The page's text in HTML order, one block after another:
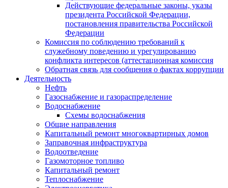
Действующие федеральные законы, указы
президента Российской Федерации,
постановления правительства Российской
Федерации
Комиссия по соблюдению требований к
служебному поведению и урегулированию
конфликта интересов (аттестационная комиссия
Обратная связь для сообщения о фактах коррупции
Деятельность
Нефть
Газоснабжение и газораспределение
Водоснабжение
Схемы водоснабжения
Общие направления
Капитальный ремонт многоквартирных домов
Заправочная инфраструктура
Водоотведение
Газомоторное топливо
Капитальный ремонт
Теплоснабжение